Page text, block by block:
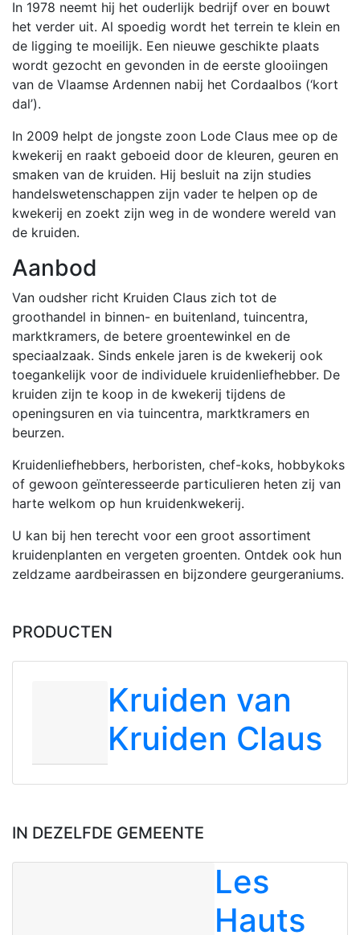
In 1978 neemt hij het ouderlijk bedrijf over en bouwt
het verder uit. Al spoedig wordt het terrein te klein en
de ligging te moeilijk. Een nieuwe geschikte plaats
wordt gezocht en gevonden in de eerste glooiingen
van de Vlaamse Ardennen nabij het Cordaalbos (‘kort
dal’).
In 2009 helpt de jongste zoon Lode Claus mee op de
kwekerij en raakt geboeid door de kleuren, geuren en
smaken van de kruiden. Hij besluit na zijn studies
handelswetenschappen zijn vader te helpen op de
kwekerij en zoekt zijn weg in de wondere wereld van
de kruiden.
Aanbod
Van oudsher richt Kruiden Claus zich tot de
groothandel in binnen- en buitenland, tuincentra,
marktkramers, de betere groentewinkel en de
speciaalzaak. Sinds enkele jaren is de kwekerij ook
toegankelijk voor de individuele kruidenliefhebber. De
kruiden zijn te koop in de kwekerij tijdens de
openingsuren en via tuincentra, marktkramers en
beurzen.
Kruidenliefhebbers, herboristen, chef-koks, hobbykoks
of gewoon geïnteresseerde particulieren heten zij van
harte welkom op hun kruidenkwekerij.
U kan bij hen terecht voor een groot assortiment
kruidenplanten en vergeten groenten. Ontdek ook hun
zeldzame aardbeirassen en bijzondere geurgeraniums.
PRODUCTEN
Kruiden van
Kruiden Claus
IN DEZELFDE GEMEENTE
Les
Hauts